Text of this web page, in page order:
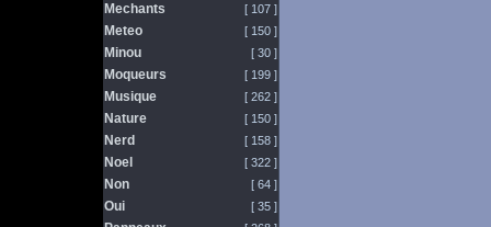
Mechants [ 107 ]
Meteo [ 150 ]
Minou [ 30 ]
Moqueurs [ 199 ]
Musique [ 262 ]
Nature [ 150 ]
Nerd [ 158 ]
Noel [ 322 ]
Non [ 64 ]
Oui [ 35 ]